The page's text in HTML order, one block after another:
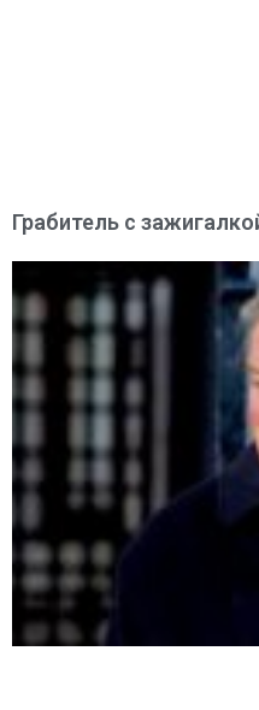
Грабитель с